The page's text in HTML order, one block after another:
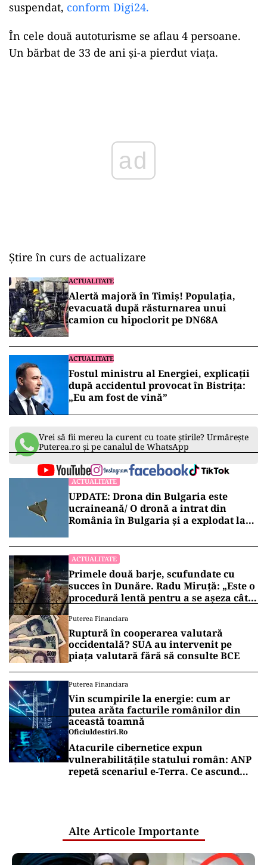
suspendat, conform Digi24.
În cele două autoturisme se aflau 4 persoane.
Un bărbat de 33 de ani și-a pierdut viața.
Știre în curs de actualizare
ACTUALITATE
Alertă majoră în Timiș! Populația,
evacuată după răsturnarea unui
camion cu hipoclorit pe DN68A
ACTUALITATE
Fostul ministru al Energiei, explicații
după accidentul provocat în Bistrița:
„Eu am fost de vină”
Vrei să fii mereu la curent cu toate știrile? Urmărește
Puterea.ro și pe canalul de WhatsApp
ACTUALITATE
UPDATE: Drona din Bulgaria este
ucraineană/ O dronă a intrat din
România în Bulgaria şi a explodat la
ACTUALITATE
Primele două barje, scufundate cu
succes în Dunăre. Radu Miruță: „Este o
procedură lentă pentru a se așeza cât
Puterea Financiara
Ruptură în cooperarea valutară
occidentală? SUA au intervenit pe
piața valutară fără să consulte BCE
Puterea Financiara
Vin scumpirile la energie: cum ar
putea arăta facturile românilor din
această toamnă
Oficiuldestiri.ro
Atacurile cibernetice expun
vulnerabilitățile statului român: ANP
repetă scenariul e‑Terra. Ce ascund
Alte Articole Importante